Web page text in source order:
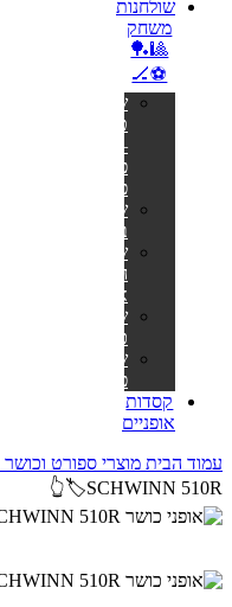
שולחנות
משחק
🎱🏓
⚽🏒
שולחנות
טניס
–
פינג
פונג
שולחנות
ביליארד
שולחנות
הוקי
אוויר
שולחנות
כדורגל
שולחנות
פוקר
קסדות
אופניים
עמוד הבית מוצרי ספורט וכושר
SCHWINN 510R🏷️👆